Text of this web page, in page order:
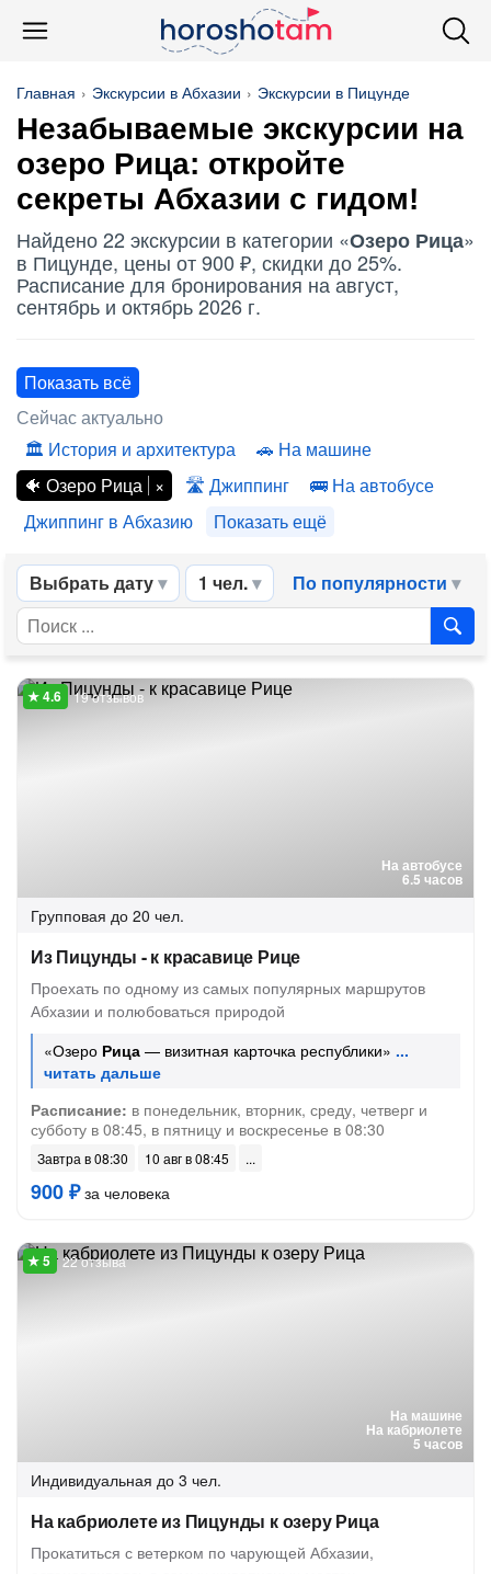
Главная Экскурсии в Абхазии Экскурсии в Пицунде
Незабываемые экскурсии на
озеро Рица: откройте
секреты Абхазии с гидом!
Найдено 22 экскурсии в категории «Озеро Рица»
в Пицунде, цены от 900 ₽, скидки до 25%.
Расписание для бронирования на август,
сентябрь и октябрь 2026 г.
Показать всё
Сейчас актуально
История и архитектура
На машине
Озеро Рица
Джиппинг
На автобусе
Джиппинг в Абхазию
Показать ещё
Выбрать дату 1 чел. По популярности
На автобусе
6.5 часов
19 отзывов
Групповая до 20 чел.
Из Пицунды - к красавице Рице
Проехать по одному из самых популярных маршрутов
Абхазии и полюбоваться природой
«Озеро Рица — визитная карточка республики»
Расписание: в понедельник, вторник, среду, четверг и
субботу в 08:45, в пятницу и воскресенье в 08:30
Завтра в 08:30 10 авг в 08:45
900 ₽за человека
На машине
На кабриолете
5 часов
22 отзыва
Индивидуальная до 3 чел.
На кабриолете из Пицунды к озеру Рица
Прокатиться с ветерком по чарующей Абхазии,